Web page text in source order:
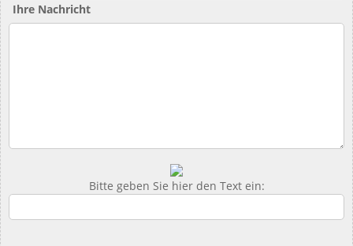
Ihre Nachricht
Bitte geben Sie hier den Text ein: